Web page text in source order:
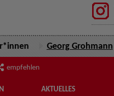
Georg Grohmann
empfehlen
AKTUELLES